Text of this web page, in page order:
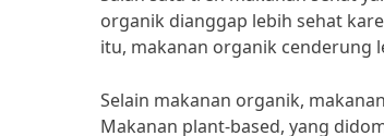
organik dianggap lebih sehat
itu, makanan organik cenderung
Selain makanan organik,
Makanan plant-based, yang